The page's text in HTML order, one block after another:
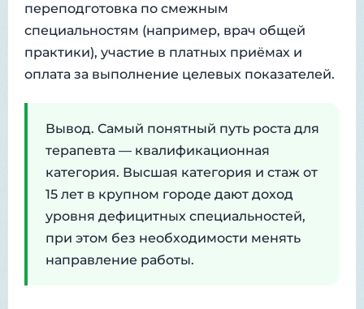
переподготовка по смежным
специальностям (например, врач общей
практики), участие в платных приёмах и
оплата за выполнение целевых показателей.
Вывод. Самый понятный путь роста для
терапевта — квалификационная
категория. Высшая категория и стаж от
15 лет в крупном городе дают доход
уровня дефицитных специальностей,
при этом без необходимости менять
направление работы.